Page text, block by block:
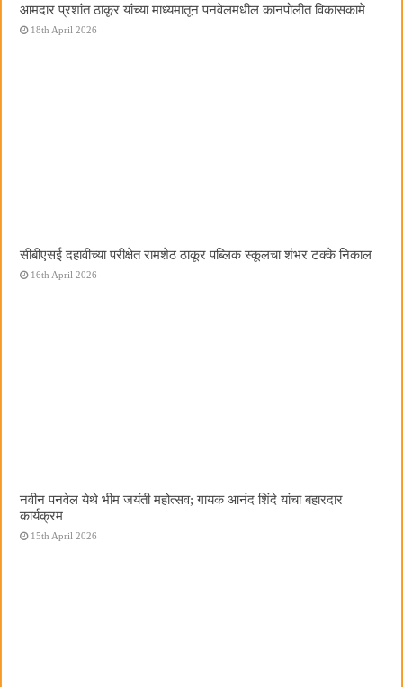
आमदार प्रशांत ठाकूर यांच्या माध्यमातून पनवेलमधील कानपोलीत विकासकामे
18th April 2026
सीबीएसई दहावीच्या परीक्षेत रामशेठ ठाकूर पब्लिक स्कूलचा शंभर टक्के निकाल
16th April 2026
नवीन पनवेल येथे भीम जयंती महोत्सव; गायक आनंद शिंदे यांचा बहारदार
कार्यक्रम
15th April 2026